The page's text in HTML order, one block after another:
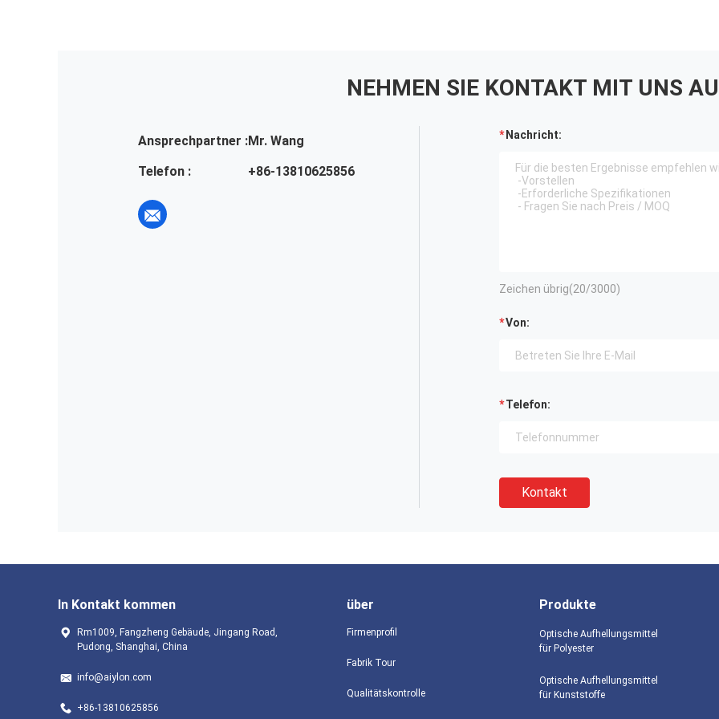
NEHMEN SIE KONTAKT MIT UNS
Ansprechpartner :Mr. Wang
Telefon :
+86-13810625856
Nachricht:
Zeichen übrig(20/3000)
Von:
Telefon:
Kontakt
In Kontakt kommen
Rm1009, Fangzheng Gebäude, Jingang Road,
Pudong, Shanghai, China
info@aiylon.com
+86-13810625856
über
Firmenprofil
Fabrik Tour
Qualitätskontrolle
Produkte
Optische Aufhellungsmittel
für Polyester
Optische Aufhellungsmittel
für Kunststoffe